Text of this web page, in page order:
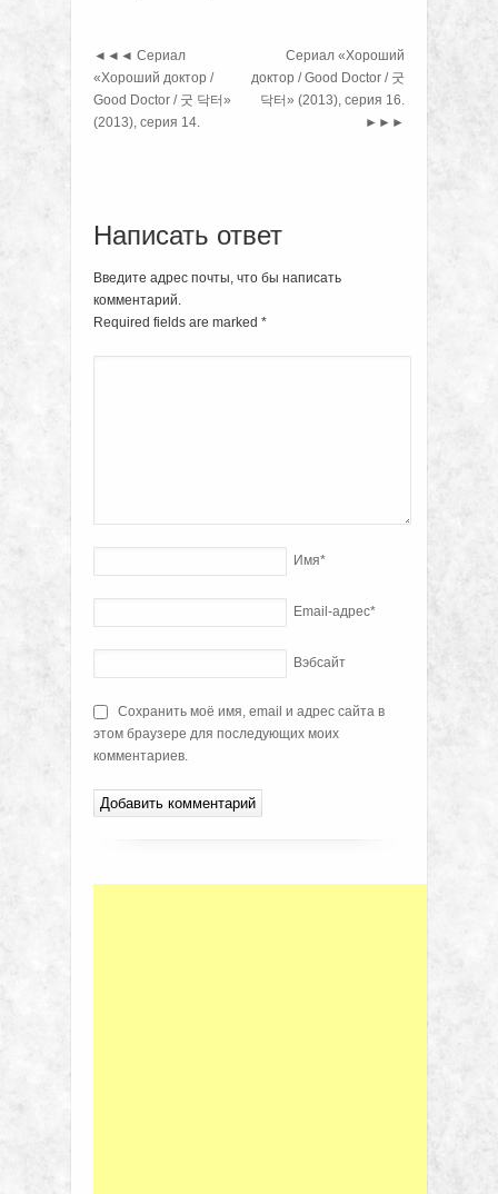
◄◄◄ Сериал
«Хороший доктор /
Good Doctor / 굿 닥터»
(2013), серия 14.
Сериал «Хороший
доктор / Good Doctor / 굿
닥터» (2013), серия 16.
►►►
Написать ответ
Введите адрес почты, что бы написать
комментарий.
Required fields are marked *
Имя*
Email-адрес*
Вэбсайт
Сохранить моё имя, email и адрес сайта в
этом браузере для последующих моих
комментариев.